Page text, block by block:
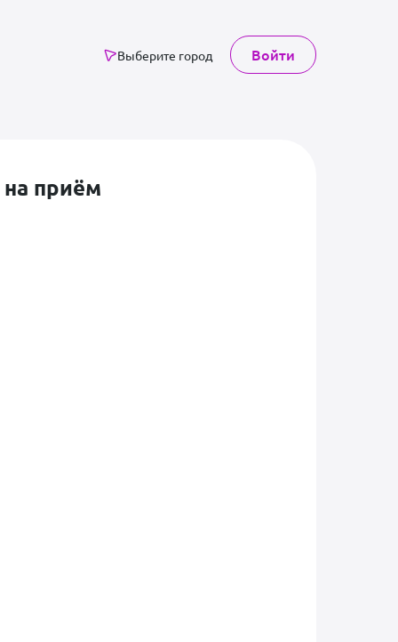
Выберите город Войти
на приём